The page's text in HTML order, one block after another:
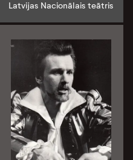
Latvijas Nacionālais teātris